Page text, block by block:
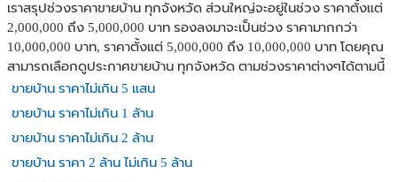
เราสรุปช่วงราคาขายบ้าน ทุกจังหวัด ส่วนใหญ่จะอยู่ในช่วง ราคาตั้งแต่
2,000,000 ถึง 5,000,000 บาท รองลงมาจะเป็นช่วง ราคามากกว่า
10,000,000 บาท, ราคาตั้งแต่ 5,000,000 ถึง 10,000,000 บาท โดยคุณ
สามารถเลือกดูประกาศขายบ้าน ทุกจังหวัด ตามช่วงราคาต่างๆได้ตามนี้
ขายบ้าน ราคาไม่เกิน 5 แสน
ขายบ้าน ราคาไม่เกิน 1 ล้าน
ขายบ้าน ราคาไม่เกิน 2 ล้าน
ขายบ้าน ราคา 2 ล้าน ไม่เกิน 5 ล้าน